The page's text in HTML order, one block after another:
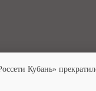
Кубань»